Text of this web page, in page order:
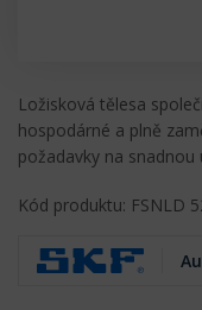
Ložisková tělesa
hospodárné a plně
požadavky na snadnou
Kód produktu: FSNLD